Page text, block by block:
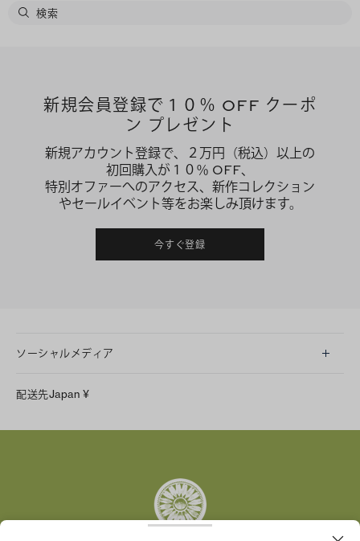
新規会員登録で１０％ OFF クーポ
ン プレゼント
新規アカウント登録で、２万円（税込）以上の
初回購入が１０％ OFF、
特別オファーへのアクセス、新作コレクション
やセールイベント等をお楽しみ頂けます。
今すぐ登録
ソーシャルメディア
Facebook
配送先Japan ¥